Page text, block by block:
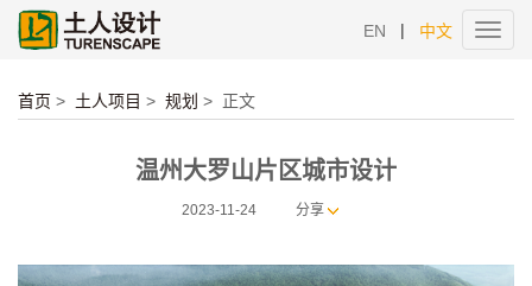
EN | 中文
首页 > 土人项目 > 规划 > 正文
温州大罗山片区城市设计
2023-11-24 分享